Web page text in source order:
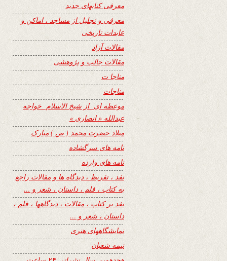
معرفی کتابهای جدید
معرفی و تجلیل از مساجد ، اماکن و
عابدات تاریخی
مقالات آزاد
مقالات جالب و پژوهشی
مناجا ت
مناجات
موعظه ای از شیخ الاسلام خواجه
عبدالله « انصاری »
میلاد حضرت محمد ( ص ) مبارک
نامه های سرگشاده
نامه های وارده
نفد ، تقریظ ، دیدگاه ها و مقالات راجع
به کتاب ، فلم ، داستان ، شعر و …
نفد بر کتاب ، مقالات ، دیدگاهها ، فلم ،
داستان ، شعر و …
نمایشگاههای هنری
نیمه شعبان